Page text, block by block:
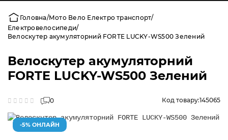
Головна Мото Вело Електро транспорт
Електровелосипеди
Велоскутер акумуляторний FORTE LUCKY-WS500 Зелений
Велоскутер акумуляторний
FORTE LUCKY-WS500 Зелений
0 Код товару:145065
-5% ОНЛАЙН